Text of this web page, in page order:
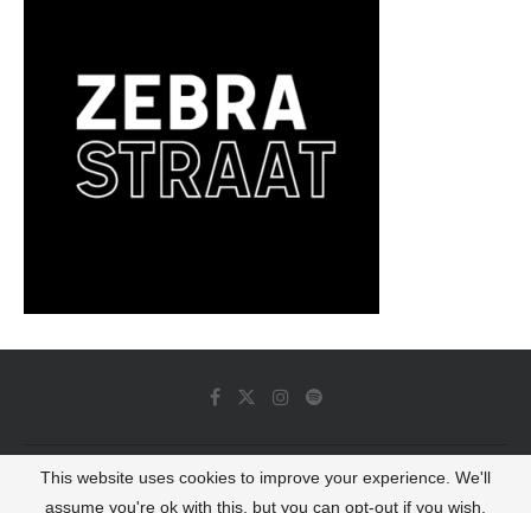
© 2022 - Luminous Dash All Rights Reserved
This website uses cookies to improve your experience. We'll
assume you're ok with this, but you can opt-out if you wish.